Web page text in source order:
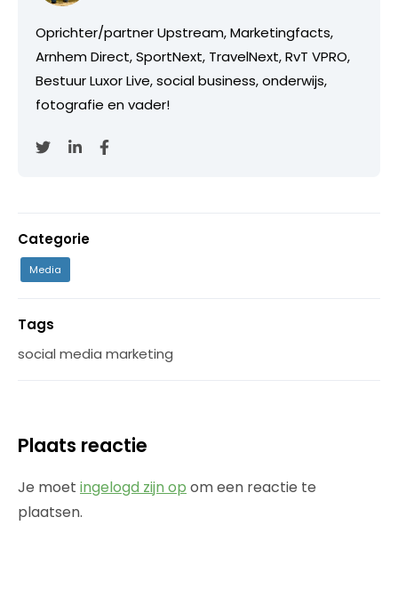
Oprichter/partner Upstream, Marketingfacts,
Arnhem Direct, SportNext, TravelNext, RvT VPRO,
Bestuur Luxor Live, social business, onderwijs,
fotografie en vader!
Categorie
Media
Tags
social media marketing
Plaats reactie
Je moet ingelogd zijn op om een reactie te
plaatsen.